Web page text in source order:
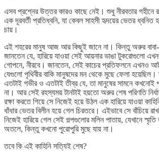
এসব প্রশ্নের উত্তর কারও কাছে নেই। শুধু নীরবতার গহীনে
এক দূরবর্তী প্রতিধ্বনি, যা কেবল সাহসী হৃদয়ের ভেতর
চায়।
এই শহরের মানুষ আজ আর কিছুই জানে না। কিন্তু অরুর বাবা-
জানতেন যে, হারিয়ে যাওয়া সেই আয়নার ভাঙা টুকরোগুলো
গোপনে, নীরবে। জানতেন, সেই কাচের প্রতিফলনে এখনও
যেগুলো পৃথিবীর বাকি মানুষদের মন থেকে মুছে ফেলা হয়েছিল।
এতটাই গভীর ও এতটাই তীব্র যে, তা মানুষের সামনে কখনোই
না। আর সেই রহস্যময় টানটাই হয়তো অরুর শেষ পরিণতি
রক্ষা করতে গিয়ে সে নিজেই হয়ে উঠল এক হারিয়ে যাওয়া
ধাঁধার ভেতর বিলীন হয়ে গেল চিরতরে। এইভাবে সে বাঁচিয়ে
নিজেই হারিয়ে গেল সেই গল্পগুলোর মলিন পাতায়, যেখানে
অতলে, কিন্তু কখনো পুরোপুরি মুছে যায় না।
তবে কি এই কাহিনি সত্যিই শেষ?